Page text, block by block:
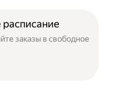
расписание
заказы в свободное